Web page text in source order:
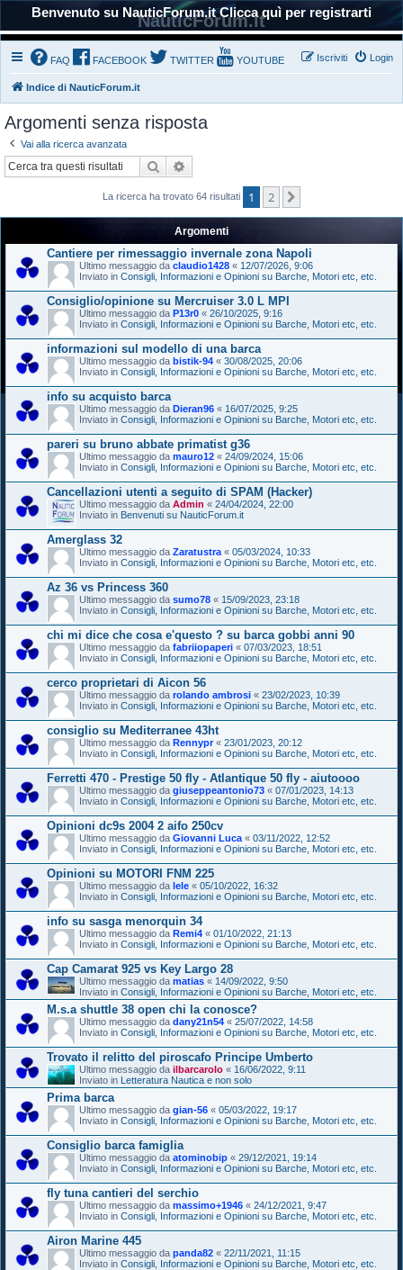
Benvenuto su NauticForum.it Clicca quì per registrarti
NauticForum.it
FAQ FACEBOOK TWITTER YOUTUBE Login
Iscriviti
Indice di NauticForum.it
Argomenti senza risposta
Vai alla ricerca avanzata
Cerca
La ricerca ha trovato 64 risultati 1 2
Argomenti
Cantiere per rimessaggio invernale zona Napoli
Ultimo messaggio da claudio1428 « 12/07/2026, 9:06
Inviato in Consigli, Informazioni e Opinioni su Barche, Motori etc, etc.
Consiglio/opinione su Mercruiser 3.0 L MPI
Ultimo messaggio da P13r0 « 26/10/2025, 9:16
Inviato in Consigli, Informazioni e Opinioni su Barche, Motori etc, etc.
informazioni sul modello di una barca
Ultimo messaggio da bistik-94 « 30/08/2025, 20:06
Inviato in Consigli, Informazioni e Opinioni su Barche, Motori etc, etc.
info su acquisto barca
Ultimo messaggio da Dieran96 « 16/07/2025, 9:25
Inviato in Consigli, Informazioni e Opinioni su Barche, Motori etc, etc.
pareri su bruno abbate primatist g36
Ultimo messaggio da mauro12 « 24/09/2024, 15:06
Inviato in Consigli, Informazioni e Opinioni su Barche, Motori etc, etc.
Cancellazioni utenti a seguito di SPAM (Hacker)
Ultimo messaggio da Admin « 24/04/2024, 22:00
Inviato in Benvenuti su NauticForum.it
Amerglass 32
Ultimo messaggio da Zaratustra « 05/03/2024, 10:33
Inviato in Consigli, Informazioni e Opinioni su Barche, Motori etc, etc.
Az 36 vs Princess 360
Ultimo messaggio da sumo78 « 15/09/2023, 23:18
Inviato in Consigli, Informazioni e Opinioni su Barche, Motori etc, etc.
chi mi dice che cosa e'questo ? su barca gobbi anni 90
Ultimo messaggio da fabriiopaperi « 07/03/2023, 18:51
Inviato in Consigli, Informazioni e Opinioni su Barche, Motori etc, etc.
cerco proprietari di Aicon 56
Ultimo messaggio da rolando ambrosi « 23/02/2023, 10:39
Inviato in Consigli, Informazioni e Opinioni su Barche, Motori etc, etc.
consiglio su Mediterranee 43ht
Ultimo messaggio da Rennypr« 23/01/2023, 20:12
Inviato in Consigli, Informazioni e Opinioni su Barche, Motori etc, etc.
Ferretti 470 - Prestige 50 fly - Atlantique 50 fly - aiutoooo
Ultimo messaggio da giuseppeantonio73 « 07/01/2023, 14:13
Inviato in Consigli, Informazioni e Opinioni su Barche, Motori etc, etc.
Opinioni dc9s 2004 2 aifo 250cv
Ultimo messaggio da Giovanni Luca « 03/11/2022, 12:52
Inviato in Consigli, Informazioni e Opinioni su Barche, Motori etc, etc.
Opinioni su MOTORI FNM 225
Ultimo messaggio da lele « 05/10/2022, 16:32
Inviato in Consigli, Informazioni e Opinioni su Barche, Motori etc, etc.
info su sasga menorquin 34
Ultimo messaggio da Remi4 « 01/10/2022, 21:13
Inviato in Consigli, Informazioni e Opinioni su Barche, Motori etc, etc.
Cap Camarat 925 vs Key Largo 28
Ultimo messaggio da matias « 14/09/2022, 9:50
Inviato in Consigli, Informazioni e Opinioni su Barche, Motori etc, etc.
M.s.a shuttle 38 open chi la conosce?
Ultimo messaggio da dany21n54 « 25/07/2022, 14:58
Inviato in Consigli, Informazioni e Opinioni su Barche, Motori etc, etc.
Trovato il relitto del piroscafo Principe Umberto
Ultimo messaggio da ilbarcarolo « 16/06/2022, 9:11
Inviato in Letteratura Nautica e non solo
Prima barca
Ultimo messaggio da gian-56 « 05/03/2022, 19:17
Inviato in Consigli, Informazioni e Opinioni su Barche, Motori etc, etc.
Consiglio barca famiglia
Ultimo messaggio da atominobip « 29/12/2021, 19:14
Inviato in Consigli, Informazioni e Opinioni su Barche, Motori etc, etc.
fly tuna cantieri del serchio
Ultimo messaggio da massimo+1946 « 24/12/2021, 9:47
Inviato in Consigli, Informazioni e Opinioni su Barche, Motori etc, etc.
Airon Marine 445
Ultimo messaggio da panda82 « 22/11/2021, 11:15
Inviato in Consigli, Informazioni e Opinioni su Barche, Motori etc, etc.